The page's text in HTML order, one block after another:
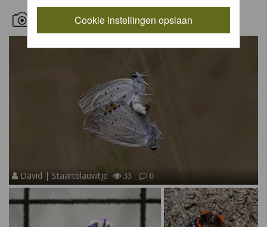
Cookie instellingen opslaan
RECENT NATURE PICTURES
David | Staartblauwtje 33 0